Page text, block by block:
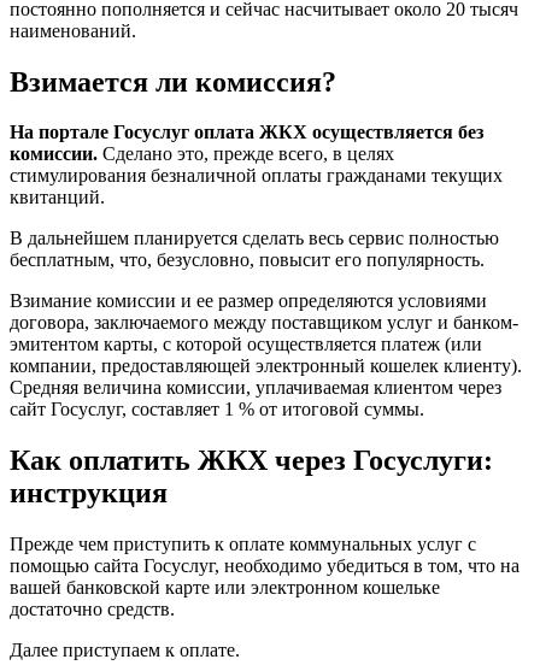
постоянно пополняется и сейчас насчитывает около 20 тысяч
наименований.
Взимается ли комиссия?
На портале Госуслуг оплата ЖКХ осуществляется без
комиссии. Сделано это, прежде всего, в целях
стимулирования безналичной оплаты гражданами текущих
квитанций.
В дальнейшем планируется сделать весь сервис полностью
бесплатным, что, безусловно, повысит его популярность.
Взимание комиссии и ее размер определяются условиями
договора, заключаемого между поставщиком услуг и банком-
эмитентом карты, с которой осуществляется платеж (или
компании, предоставляющей электронный кошелек клиенту).
Средняя величина комиссии, уплачиваемая клиентом через
сайт Госуслуг, составляет 1 % от итоговой суммы.
Как оплатить ЖКХ через Госуслуги:
инструкция
Прежде чем приступить к оплате коммунальных услуг с
помощью сайта Госуслуг, необходимо убедиться в том, что на
вашей банковской карте или электронном кошельке
достаточно средств.
Далее приступаем к оплате.